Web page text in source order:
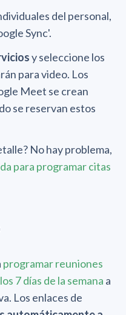
del personal,
Sync'.
y seleccione los
para video. Los
Meet se crean
se reservan estos
No hay problema,
para programar citas
programar reuniones
7 días de la semana a
Los enlaces de